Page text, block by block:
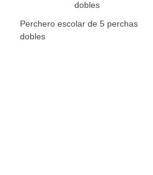
Perchero escolar de 5 perchas
dobles